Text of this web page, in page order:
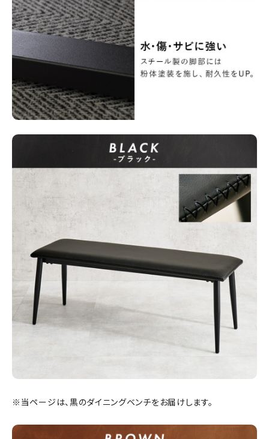
※当ページは、黒のダイニングベンチをお届けします。